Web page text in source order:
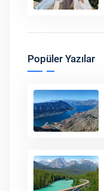
Popüler Yazılar